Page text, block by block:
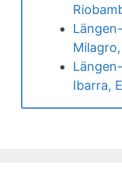
Ibarra,